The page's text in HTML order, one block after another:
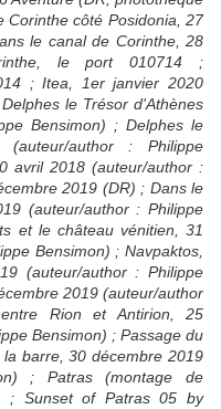
Corinthe côté Posidonia, 27
le canal de Corinthe, 28
le port 010714 ;
; Itea, 1er janvier 2020
le Trésor d'Athènes
Bensimon) ; Delphes le
author : Philippe
avril 2018 (auteur/author :
2019 (DR) ; Dans le
(auteur/author : Philippe
et le château vénitien, 31
Bensimon) ; Navpaktos,
(auteur/author : Philippe
2019 (auteur/author
Rion et Antirion, 25
Bensimon) ; Passage du
barre, 30 décembre 2019
; Patras (montage de
; Sunset of Patras 05 by